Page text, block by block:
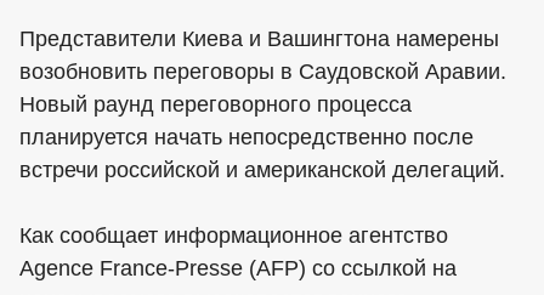
Представители Киева и Вашингтона намерены
возобновить переговоры в Саудовской Аравии.
Новый раунд переговорного процесса
планируется начать непосредственно после
встречи российской и американской делегаций.
Как сообщает информационное агентство
Agence France-Presse (AFP) со ссылкой на